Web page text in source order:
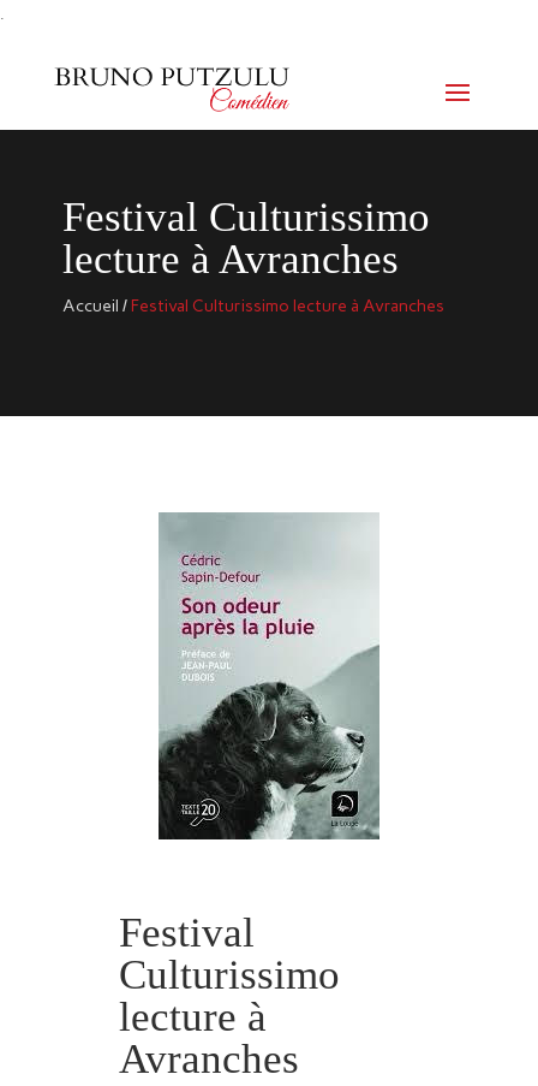
.
Festival Culturissimo
lecture à Avranches
Accueil /Festival Culturissimo lecture à Avranches
Festival
Culturissimo
lecture à
Avranches